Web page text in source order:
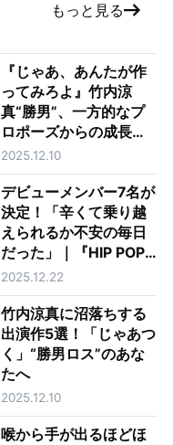
もっと見る
『じゃあ、あんたが作
ってみろよ』竹内涼
真“勝男”、一方的なプ
ロポーズからの成長に
涙 最終回で夏帆“鮎
美”に告げた最上級の愛
とは
2025.12.10
デビューメンバー7名が
決定！「辛くて乗り越
えられるか不安の毎日
だった」｜『HIP POP
Princess』最終回レビ
ュー
2025.12.22
竹内涼真に沼落ちする
出演作5選！「じゃあつ
く」“勝男ロス”のあな
たへ
2025.12.10
喉から手が出るほどほ